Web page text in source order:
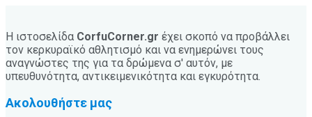
Η ιστοσελίδα CorfuCorner.gr έχει σκοπό να προβάλλει
τον κερκυραϊκό αθλητισμό και να ενημερώνει τους
αναγνώστες της για τα δρώμενα σ' αυτόν, με
υπευθυνότητα, αντικειμενικότητα και εγκυρότητα.
Ακολουθήστε μας